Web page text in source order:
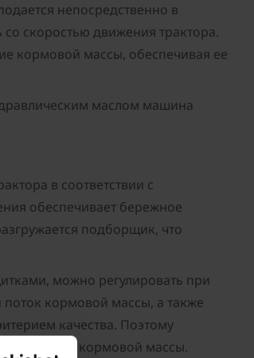
непосредственно в
со скоростью движения трактора.
кормовой массы, обеспечивая ее
маслом машина
в соответствии с
обеспечивает бережное
подборщик, что
можно регулировать при
кормовой массы, а также
качества. Поэтому
и подачи кормовой массы.